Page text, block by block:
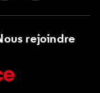
rejoindre